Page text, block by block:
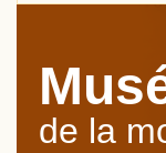
de la